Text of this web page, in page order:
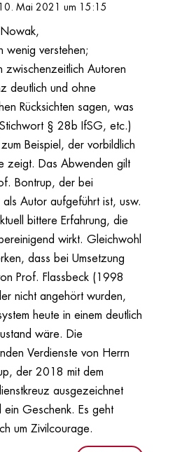
Mai 2021 um 15:15
wenig verstehen;
zwischenzeitlich Autoren
deutlich und ohne
Rücksichten sagen, was
§ 28b IfSG, etc.)
Beispiel, der vorbildlich
zeigt. Das Abwenden gilt
Bontrup, der bei
Autor aufgeführt ist, usw.
bittere Erfahrung, die
wirkt. Gleichwohl
dass bei Umsetzung
Prof. Flassbeck (1998
nicht angehört wurden,
heute in einem deutlich
wäre. Die
Verdienste von Herrn
der 2018 mit dem
ausgezeichnet
ein Geschenk. Es geht
um Zivilcourage.